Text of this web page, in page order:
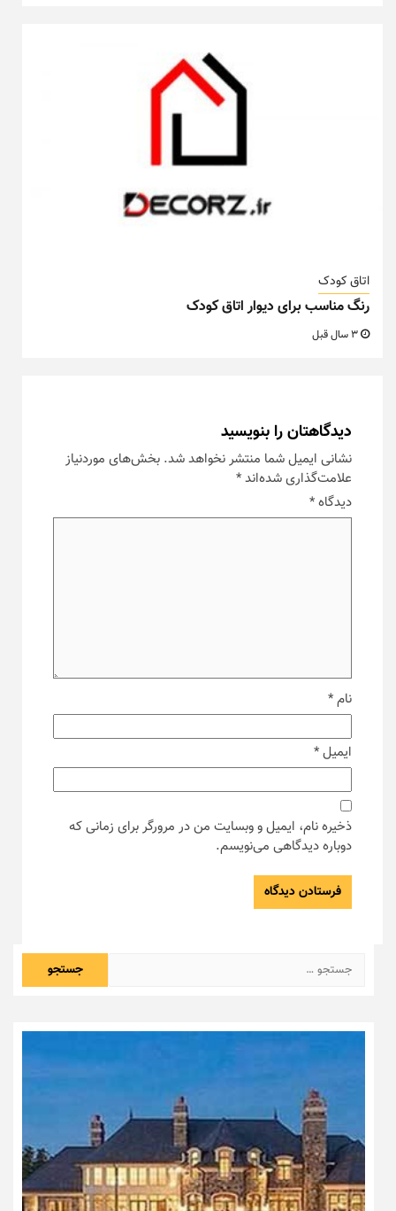
اتاق کودک
رنگ مناسب برای دیوار اتاق کودک
دیدگاهتان را بنویسید
نشانی ایمیل شما منتشر نخواهد شد. بخش‌های موردنیاز
علامت‌گذاری شده‌اند*
دیدگاه*
نام*
ایمیل*
ذخیره نام، ایمیل و وبسایت من در مرورگر برای زمانی که
دوباره دیدگاهی می‌نویسم.
جستجو
برای: